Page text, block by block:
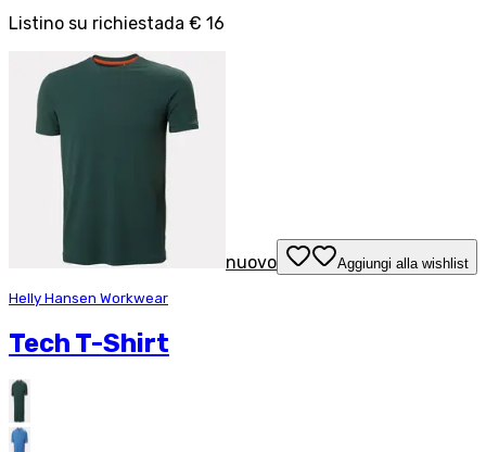
Listino su richiestada € 16
nuovo Aggiungi alla wishlist
Helly Hansen Workwear
Tech T-Shirt